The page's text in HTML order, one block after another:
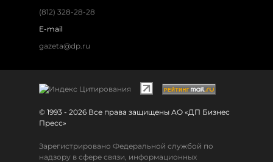
(812) 328-28-28
E-mail
gazeta@dp.ru
© 1993 - 2026 Все права защищены АО «ДП Бизнес
Пресс»
Зарегистрировано Федеральной службой по
надзору в сфере связи, информационных